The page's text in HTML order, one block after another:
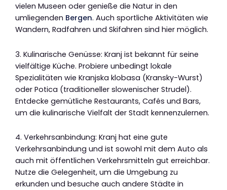
vielen Museen oder genieße die Natur in den
umliegenden Bergen. Auch sportliche Aktivitäten wie
Wandern, Radfahren und Skifahren sind hier möglich.
3. Kulinarische Genüsse: Kranj ist bekannt für seine
vielfältige Küche. Probiere unbedingt lokale
Spezialitäten wie Kranjska klobasa (Kransky-Wurst)
oder Potica (traditioneller slowenischer Strudel).
Entdecke gemütliche Restaurants, Cafés und Bars,
um die kulinarische Vielfalt der Stadt kennenzulernen.
4. Verkehrsanbindung: Kranj hat eine gute
Verkehrsanbindung und ist sowohl mit dem Auto als
auch mit öffentlichen Verkehrsmitteln gut erreichbar.
Nutze die Gelegenheit, um die Umgebung zu
erkunden und besuche auch andere Städte in